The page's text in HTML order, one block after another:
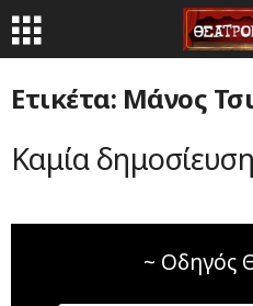
Ετικέτα: Μάνος
Καμία
~ Οδηγός